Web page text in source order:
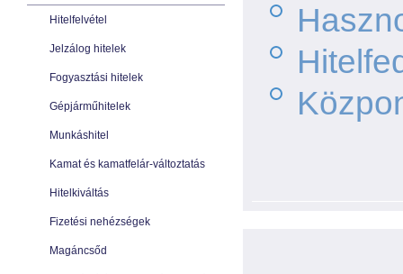
Hitelfelvétel
Jelzálog hitelek
Fogyasztási hitelek
Gépjárműhitelek
Munkáshitel
Kamat és kamatfelár-változtatás
Hitelkiváltás
Fizetési nehézségek
Magáncsőd